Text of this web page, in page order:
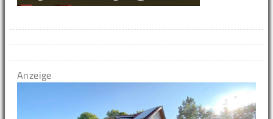
Anzeige